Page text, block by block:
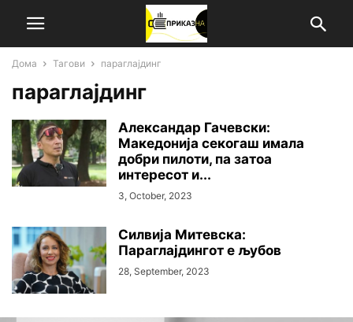
Дома Тагови параглајдинг
параглајдинг
Александар Гачевски:
Македонија секогаш имала
добри пилоти, па затоа
интересот и...
3, October, 2023
Силвија Митевска:
Параглајдингот е љубов
28, September, 2023